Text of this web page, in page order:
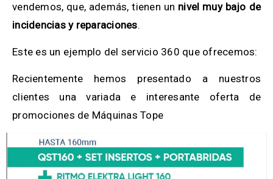
vendemos, que, además, tienen un nivel muy bajo de
incidencias y reparaciones.
Este es un ejemplo del servicio 360 que ofrecemos:
Recientemente hemos presentado a nuestros
clientes una variada e interesante oferta de
promociones de Máquinas Tope